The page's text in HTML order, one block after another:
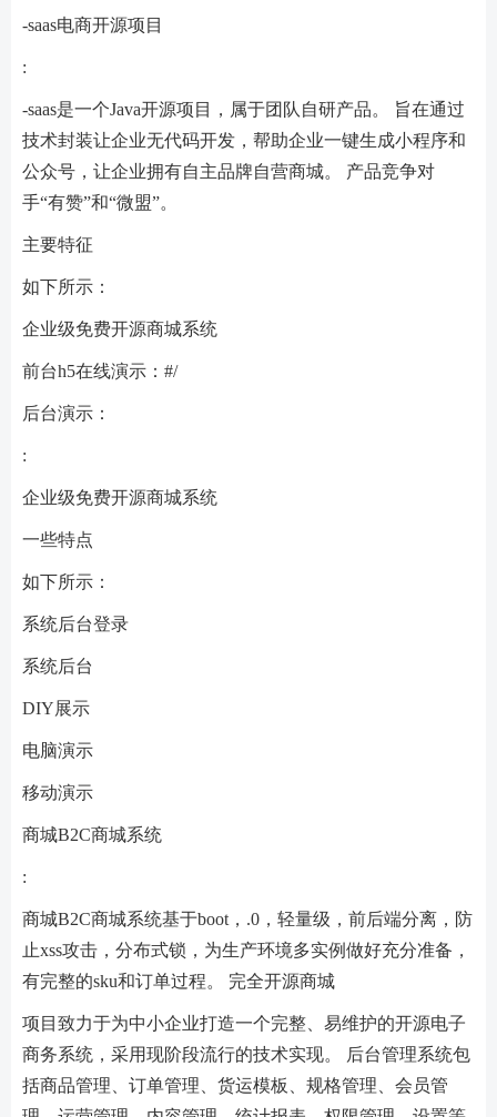
-saas电商开源项目
:
-saas是一个Java开源项目，属于团队自研产品。 旨在通过
技术封装让企业无代码开发，帮助企业一键生成小程序和
公众号，让企业拥有自主品牌自营商城。 产品竞争对
手“有赞”和“微盟”。
主要特征
如下所示：
企业级免费开源商城系统
前台h5在线演示：#/
后台演示：
:
企业级免费开源商城系统
一些特点
如下所示：
系统后台登录
系统后台
DIY展示
电脑演示
移动演示
商城B2C商城系统
:
商城B2C商城系统基于boot，.0，轻量级，前后端分离，防
止xss攻击，分布式锁，为生产环境多实例做好充分准备，
有完整的sku和订单过程。 完全开源商城
项目致力于为中小企业打造一个完整、易维护的开源电子
商务系统，采用现阶段流行的技术实现。 后台管理系统包
括商品管理、订单管理、货运模板、规格管理、会员管